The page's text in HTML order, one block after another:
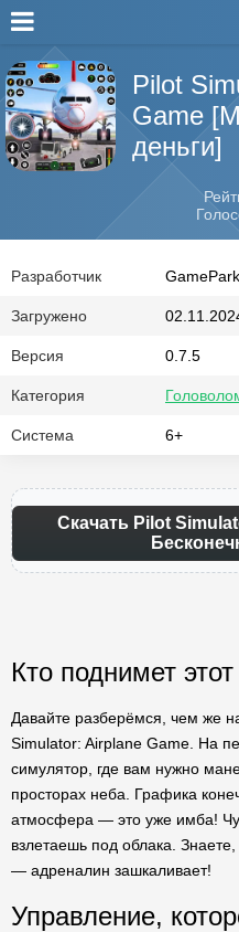
Pilot
Game
деньги]
Разработчик GamePark
Загружено
Версия 0.7.5
Категория
Система 6+
Скачать Pilot
Кто поднимет
Давайте разберёмся, чем же
Simulator: Airplane Game. На
симулятор, где вам нужно
просторах неба. Графика
атмосфера — это уже имба!
взлетаешь под облака.
— адреналин зашкаливает!
Управление,